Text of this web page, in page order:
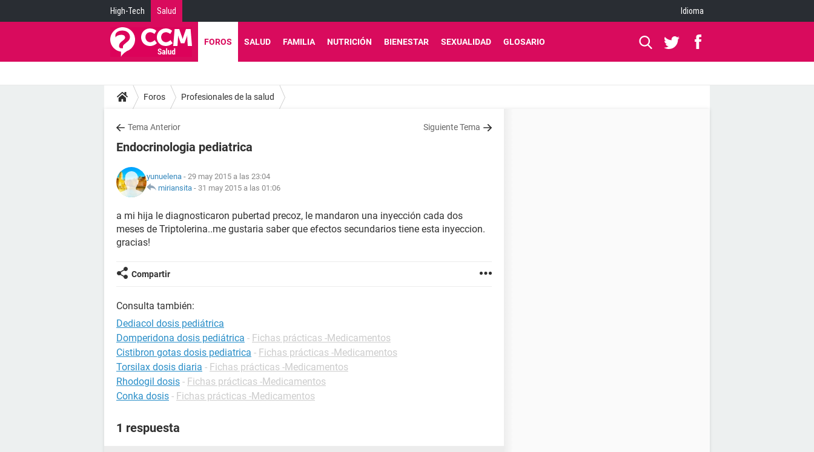
High-Tech Salud Idioma
FOROS SALUD FAMILIA NUTRICIÓN BIENESTAR SEXUALIDAD GLOSARIO
Foros Profesionales de la salud
Tema Anterior Siguiente Tema
Endocrinologia pediatrica
yunuelena - 29 may 2015 a las 23:04
miriansita - 31 may 2015 a las 01:06
a mi hija le diagnosticaron pubertad precoz, le mandaron una inyección cada dos
meses de Triptolerina..me gustaria saber que efectos secundarios tiene esta inyeccion.
gracias!
Compartir
Consulta también:
Dediacol dosis pediátrica
Domperidona dosis pediátrica - Fichas prácticas -Medicamentos
Cistibron gotas dosis pediatrica - Fichas prácticas -Medicamentos
Torsilax dosis diaria - Fichas prácticas -Medicamentos
Rhodogil dosis - Fichas prácticas -Medicamentos
Conka dosis - Fichas prácticas -Medicamentos
1 respuesta